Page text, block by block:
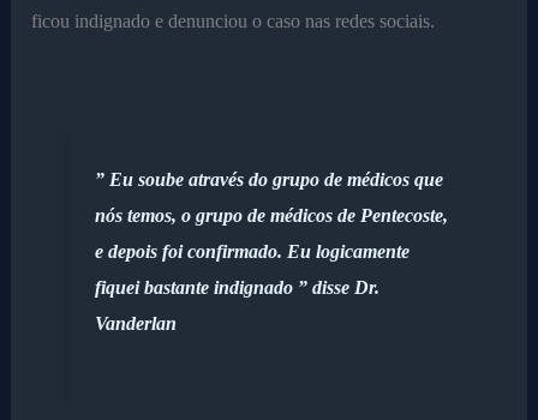
ficou indignado e denunciou o caso nas redes sociais.
” Eu soube através do grupo de médicos que
nós temos, o grupo de médicos de Pentecoste,
e depois foi confirmado. Eu logicamente
fiquei bastante indignado ” disse Dr.
Vanderlan